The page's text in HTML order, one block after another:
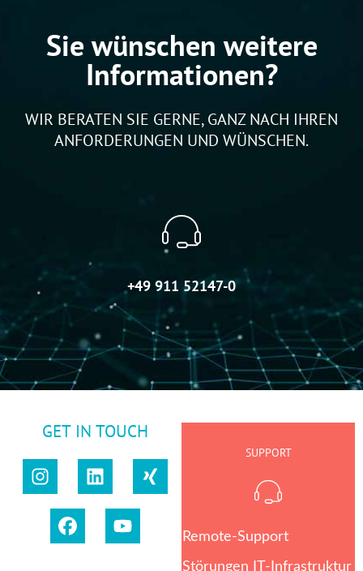
Sie wünschen weitere
Informationen?
WIR BERATEN SIE GERNE, GANZ NACH IHREN
ANFORDERUNGEN UND WÜNSCHEN.
+49 911 52147-0
GET IN TOUCH
SUPPORT
Remote-Support
Störungen IT-Infrastruktur